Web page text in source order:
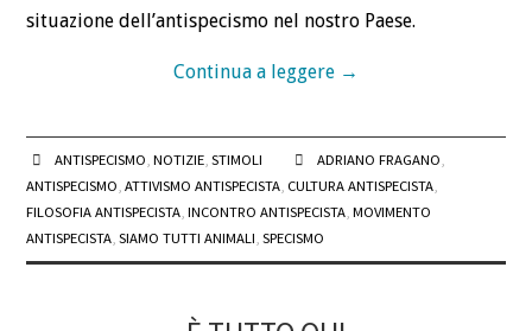
situazione dell’antispecismo nel nostro Paese.
Continua a leggere →
ANTISPECISMO NOTIZIE, STIMOLI ADRIANO FRAGANO
ANTISPECISMO ,ATTIVISMO ANTISPECISTA CULTURA ANTISPECISTA
FILOSOFIA ANTISPECISTA ,INCONTRO ANTISPECISTA ,MOVIMENTO
ANTISPECISTA ,SIAMO TUTTI ANIMALI ,SPECISMO